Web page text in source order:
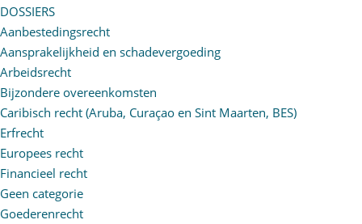
DOSSIERS
Aanbestedingsrecht
Aansprakelijkheid en schadevergoeding
Arbeidsrecht
Bijzondere overeenkomsten
Caribisch recht (Aruba, Curaçao en Sint Maarten, BES)
Erfrecht
Europees recht
Financieel recht
Geen categorie
Goederenrecht